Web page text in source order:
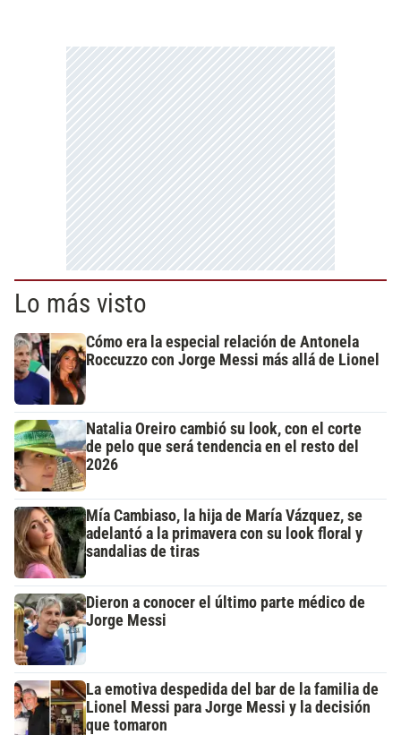
Lo más visto
Cómo era la especial relación de Antonela
Roccuzzo con Jorge Messi más allá de Lionel
Natalia Oreiro cambió su look, con el corte
de pelo que será tendencia en el resto del
2026
Mía Cambiaso, la hija de María Vázquez, se
adelantó a la primavera con su look floral y
sandalias de tiras
Dieron a conocer el último parte médico de
Jorge Messi
La emotiva despedida del bar de la familia de
Lionel Messi para Jorge Messi y la decisión
que tomaron